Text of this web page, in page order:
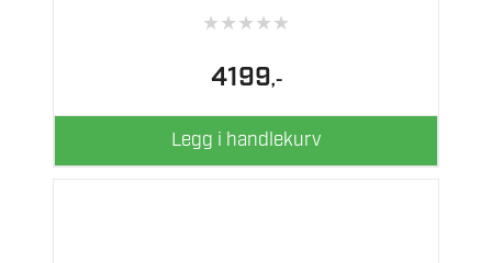
★★★★★
4199,-
Legg i handlekurv